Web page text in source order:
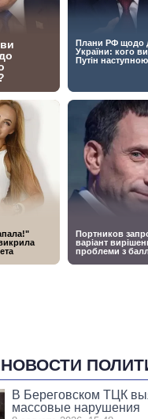
В Береговском ТЦК
массовые нарушения